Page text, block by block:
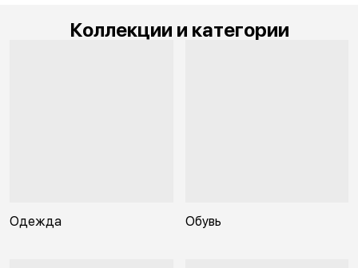
Коллекции и категории
Одежда Обувь